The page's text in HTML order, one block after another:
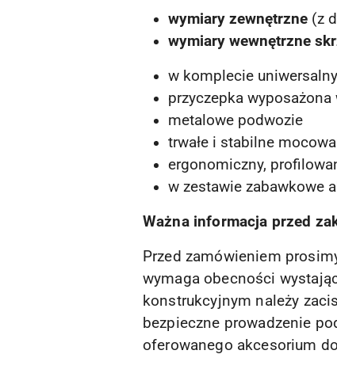
wymiary zewnętrzne (z
wymiary wewnętrzne
w komplecie
przyczepka
metalowe podwozie
trwałe i stabilne
ergonomiczny,
w zestawie zabawkowe
Ważna informacja przed
Przed zamówieniem
wymaga obecności
konstrukcyjnym należy
bezpieczne prowadzenie
oferowanego akcesorium